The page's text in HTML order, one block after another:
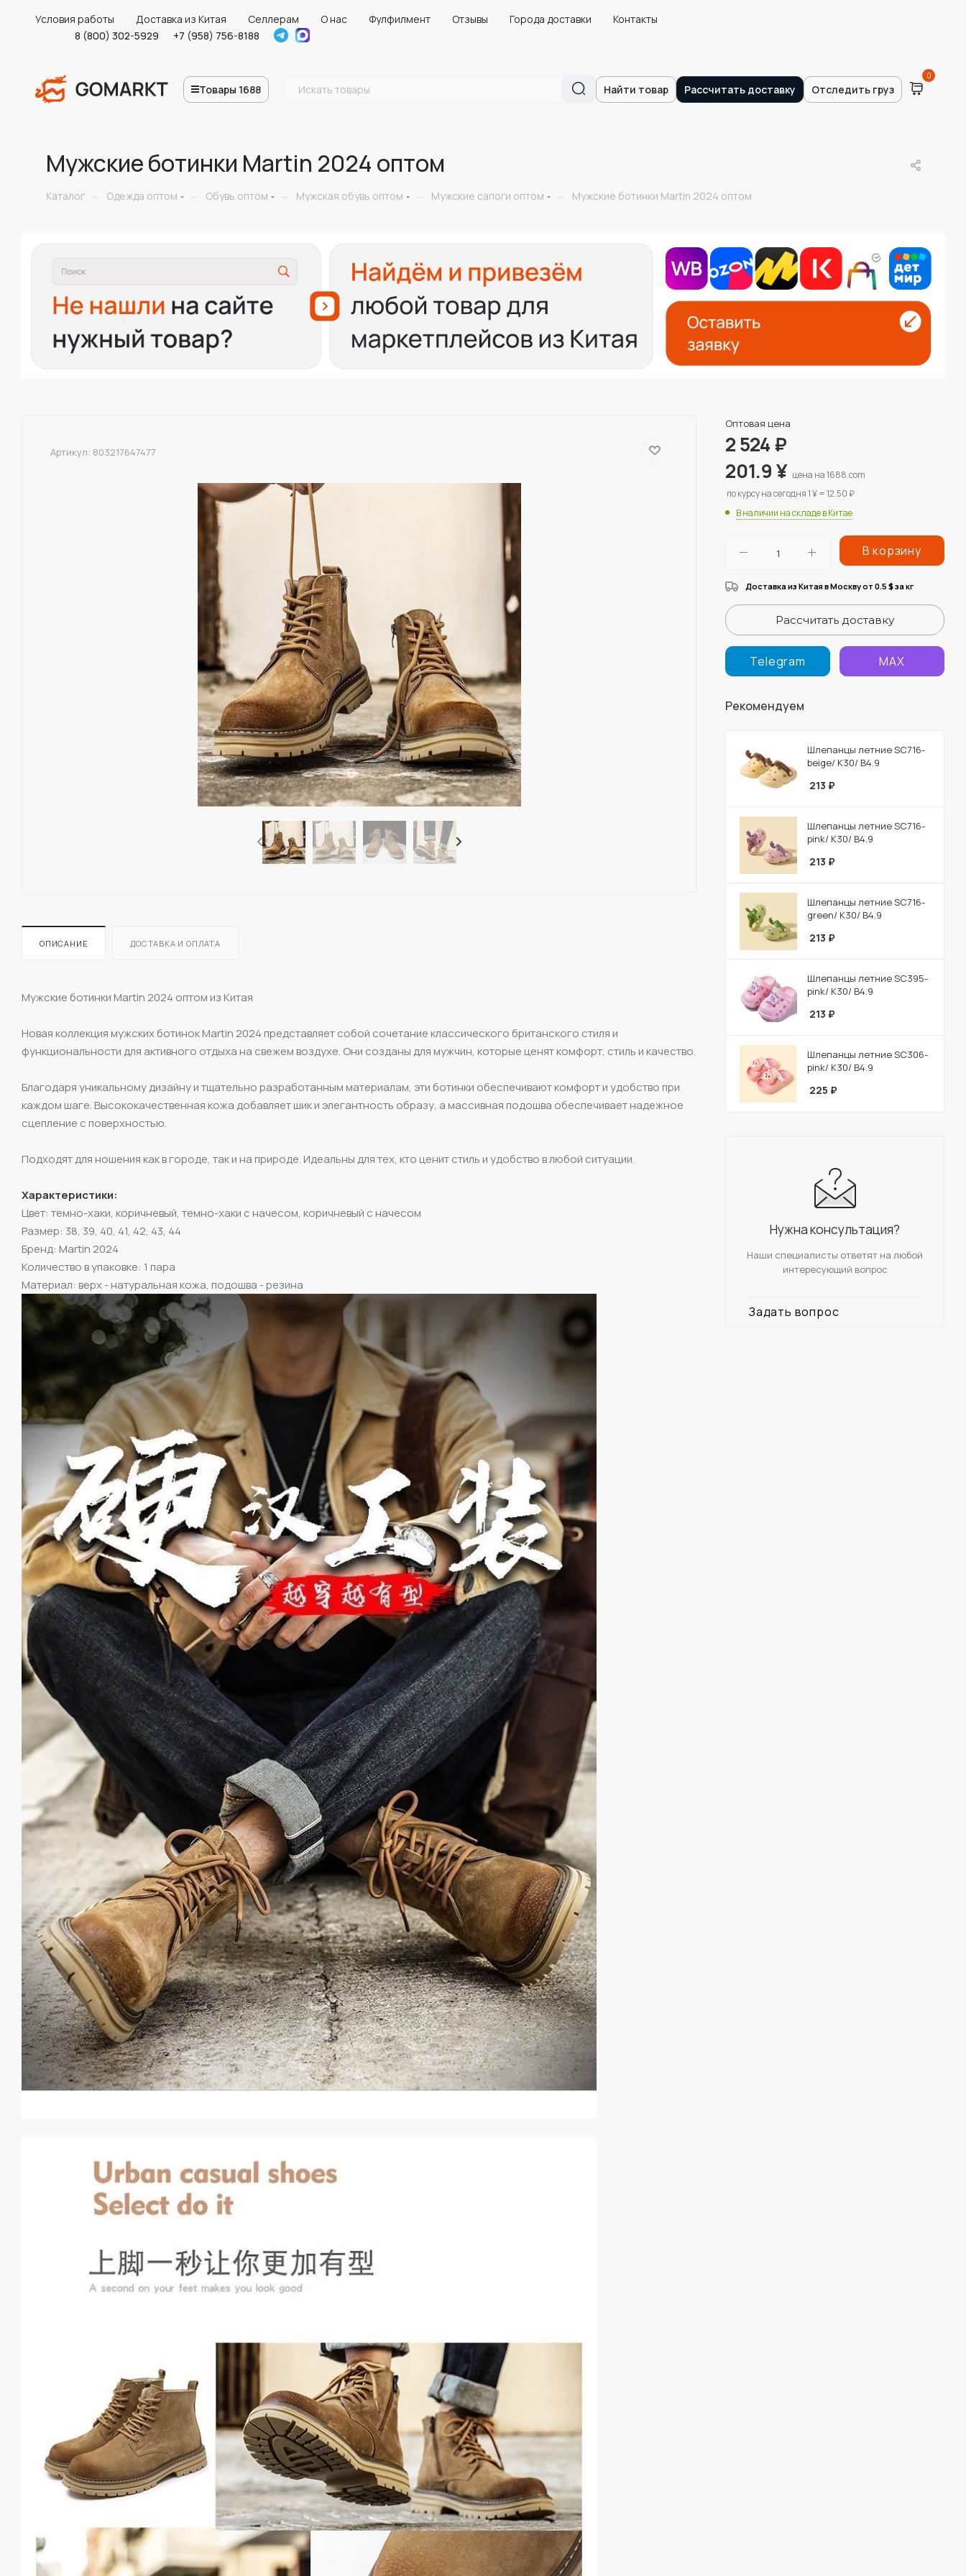
Условия работы Доставка из Китая Селлерам О нас Фулфилмент Отзывы Города доставки
Контакты
8 (800) 302-5929
+7 (958) 756-8188
Товары 1688 Найти товар Рассчитать доставку Отследить груз
0
Мужские ботинки Martin 2024 оптом
Каталог — Одежда оптом — Обувь оптом — Мужская обувь оптом — Мужские сапоги оптом — Мужские ботинки Martin 2024 оптом
Артикул: 803217647477
ОПИСАНИЕ ДОСТАВКА И ОПЛАТА
Мужские ботинки Martin 2024 оптом из Китая
Новая коллекция мужских ботинок Martin 2024 представляет собой сочетание классического британского стиля и
функциональности для активного отдыха на свежем воздухе. Они созданы для мужчин, которые ценят комфорт, стиль и качество.
Благодаря уникальному дизайну и тщательно разработанным материалам, эти ботинки обеспечивают комфорт и удобство при
каждом шаге. Высококачественная кожа добавляет шик и элегантность образу, а массивная подошва обеспечивает надежное
сцепление с поверхностью.
Подходят для ношения как в городе, так и на природе. Идеальны для тех, кто ценит стиль и удобство в любой ситуации.
Характеристики:
Цвет: темно-хаки, коричневый, темно-хаки с начесом, коричневый с начесом
Размер: 38, 39, 40, 41, 42, 43, 44
Бренд: Martin 2024
Количество в упаковке: 1 пара
Материал: верх - натуральная кожа, подошва - резина
Оптовая цена
2 524₽
201.9¥ цена на 1688.com
по курсу на сегодня 1 ¥ = 12.50 ₽
В наличии на складе в Китае
В корзину
Доставка из Китая в Москву от 0.5 $за кг
Рассчитать доставку
Telegram MAX
Рекомендуем
Шлепанцы летние SC716-
beige/ К30/ В4.9
213 ₽
Шлепанцы летние SC716-
pink/ К30/ В4.9
213 ₽
Шлепанцы летние SC716-
green/ К30/ В4.9
213 ₽
Шлепанцы летние SC395-
pink/ К30/ В4.9
213 ₽
Шлепанцы летние SC306-
pink/ К30/ В4.9
225 ₽
Нужна консультация?
Наши специалисты ответят на любой
интересующий вопрос
Задать вопрос